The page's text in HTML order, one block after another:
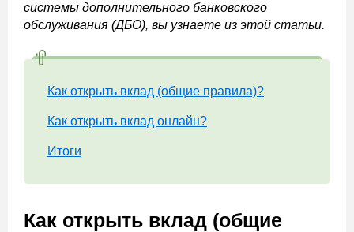
системы дополнительного банковского
обслуживания (ДБО), вы узнаете из этой статьи.
Как открыть вклад (общие правила)?
Как открыть вклад онлайн?
Итоги
Как открыть вклад (общие